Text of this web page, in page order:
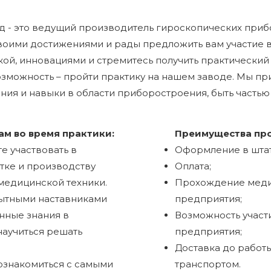
- это ведущий производитель гироскопических
достижениями и рады предложить вам участие
инновациями и стремитесь получить
– пройти практику на нашем заводе. Мы
и навыки в области приборостроения, быть
во время практики:
участвовать в
и производству
техники.
наставниками
знания в
решать
с самыми
Преимущества
Оформление в
Оплата;
Прохождение
предприятия;
Возможность
предприятия;
Доставка до
транспортом.